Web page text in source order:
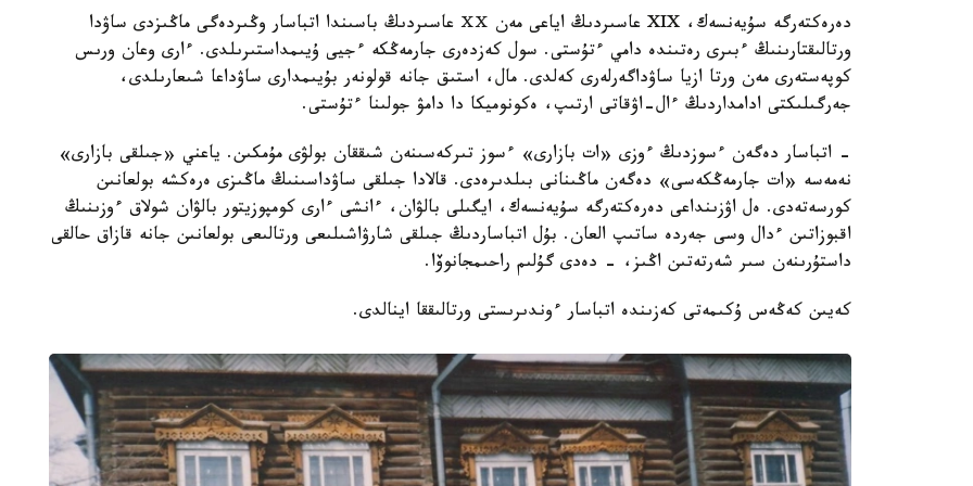
دەرەكتەرگە سۇيەنسەك، XIX عاسىردىڭ اياعى مەن ⅩⅩ عاسىردىڭ باسىندا اتباسار وڭىردەگى ماڭىزدى ساۋدا
ورتالىقتارىنىڭ ءبىرى رەتىندە دامي ءتۇستى. سول كەزدەرى جارمەڭكە ءجيى ۇيىمداستىرىلدى. ءارى وعان ورىس
كوپەستەرى مەن ورتا ازيا ساۋداگەرلەرى كەلدى. مال، استىق جانە قولونەر بۇيىمدارى ساۋداعا شىعارىلدى،
جەرگىلىكتى ادامداردىڭ ءال-اۋقاتى ارتىپ، ەكونوميكا دا دامۋ جولىنا ءتۇستى.
- اتباسار دەگەن ءسوزدىڭ ءوزى «ات بازارى» ءسوز تىركەسىنەن شىققان بولۋى مۇمكىن. ياعني «جىلقى بازارى»
نەمەسە «ات جارمەڭكەسى» دەگەن ماڭىنانى بىلدىرەدى. قالادا جىلقى ساۋداسىنىڭ ماڭىزى ەرەكشە بولعانىن
كورسەتەدى. ەل اۋزىنداعى دەرەكتەرگە سۇيەنسەك، ايگىلى بالۋان، ءانشى ءارى كومپوزيتور بالۋان شولاق ءوزىنىڭ
اقبوزاتىن ءدال وسى جەردە ساتىپ العان. بۇل اتباساردىڭ جىلقى شارۋاشىلىعى ورتالىعى بولعانىن جانە قازاق حالقى
داستۇرىنەن سىر شەرتەتىن اڭىز، - دەدى گۇلىم راحىمجانوۆا.
كەيىن كەڭەس ۇكىمەتى كەزىندە اتباسار ءوندىرىستى ورتالىققا اينالدى.